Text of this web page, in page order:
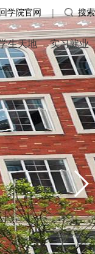
学院官网 | 搜索
生天地 实习就业